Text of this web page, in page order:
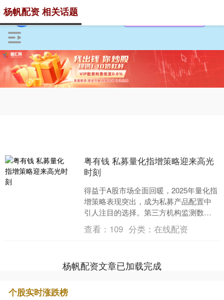
杨帆配资 相关话题
粤有钱 私募量化指增策略迎来高光
时刻
得益于A股市场全面回暖，2025年量化指
增策略表现突出，成为私募产品配置中
引人注目的选择。第三方机构监测数据
显示，2025年量化指数增强产品全年平
均回报率达45....
查看： 109 分类：在线配资
杨帆配资文章已加载完成
个股实时涨跌榜